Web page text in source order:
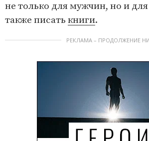
не только для мужчин, но и
также писать книги.
РЕКЛАМА – ПРОДОЛЖЕНИЕ